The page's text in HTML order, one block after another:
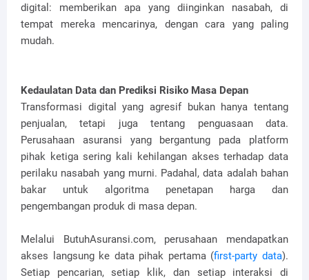
digital: memberikan apa yang diinginkan nasabah, di
tempat mereka mencarinya, dengan cara yang paling
mudah.
Kedaulatan Data dan Prediksi Risiko Masa Depan
Transformasi digital yang agresif bukan hanya tentang
penjualan, tetapi juga tentang penguasaan data.
Perusahaan asuransi yang bergantung pada platform
pihak ketiga sering kali kehilangan akses terhadap data
perilaku nasabah yang murni. Padahal, data adalah bahan
bakar untuk algoritma penetapan harga dan
pengembangan produk di masa depan.
Melalui ButuhAsuransi.com, perusahaan mendapatkan
akses langsung ke data pihak pertama (first-party data).
Setiap pencarian, setiap klik, dan setiap interaksi di